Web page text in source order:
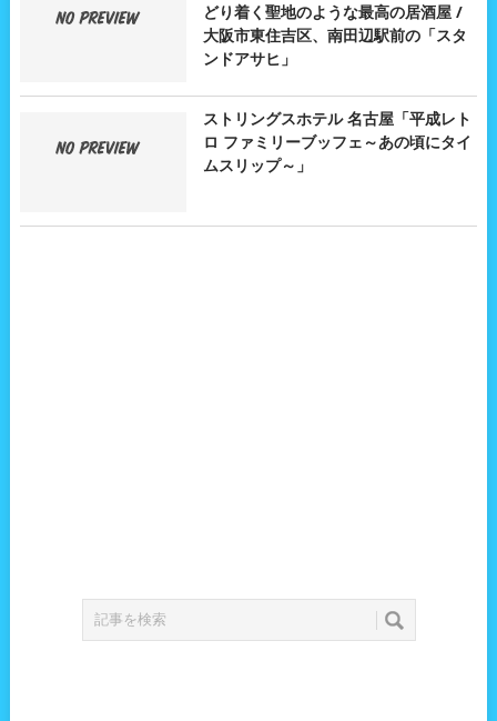
どり着く聖地のような最高の居酒屋 /
大阪市東住吉区、南田辺駅前の「スタ
ンドアサヒ」
ストリングスホテル 名古屋「平成レト
ロ ファミリーブッフェ～あの頃にタイ
ムスリップ～」